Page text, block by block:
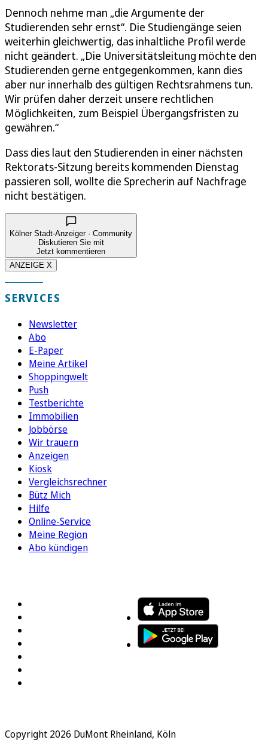
Dennoch nehme man „die Argumente der
Studierenden sehr ernst“. Die Studiengänge seien
weiterhin gleichwertig, das inhaltliche Profil werde
nicht geändert. „Die Universitätsleitung möchte den
Studierenden gerne entgegenkommen, kann dies
aber nur innerhalb des gültigen Rechtsrahmens tun.
Wir prüfen daher derzeit unsere rechtlichen
Möglichkeiten, zum Beispiel Übergangsfristen zu
gewähren.“
Dass dies laut den Studierenden in einer nächsten
Rektorats-Sitzung bereits kommenden Dienstag
passieren soll, wollte die Sprecherin auf Nachfrage
nicht bestätigen.
Kölner Stadt-Anzeiger · Community
Diskutieren Sie mit
Jetzt kommentieren
ANZEIGE X
SERVICES
Newsletter
Abo
E-Paper
Meine Artikel
Shoppingwelt
Push
Testberichte
Immobilien
Jobbörse
Wir trauern
Anzeigen
Kiosk
Vergleichsrechner
Bütz Mich
Hilfe
Online-Service
Meine Region
Abo kündigen
Copyright 2026 DuMont Rheinland, Köln